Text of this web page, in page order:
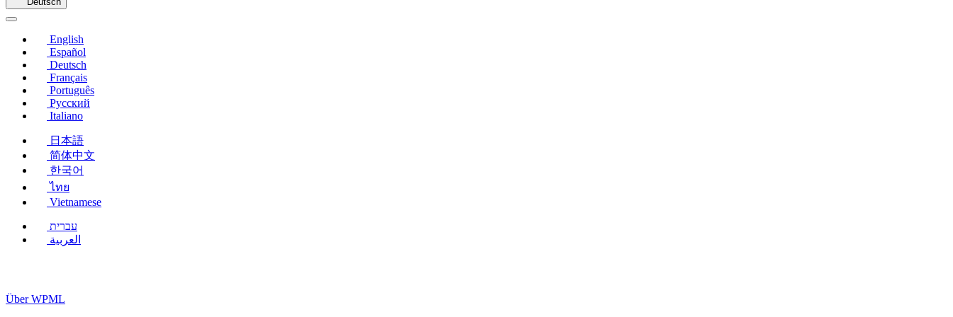
English
Español
Deutsch
Français
Português
Русский
Italiano
日本語
简体中文
한국어
ไทย
Vietnamese
עברית
العربية
Über WPML